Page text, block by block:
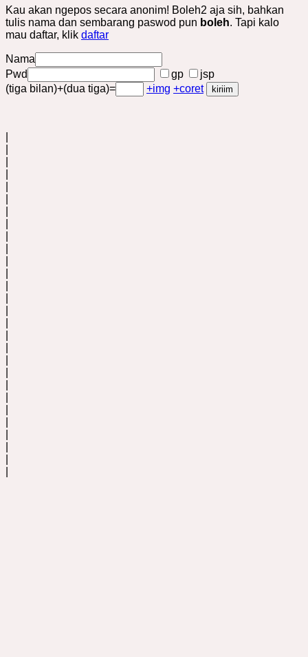
Kau akan ngepos secara anonim! Boleh2 aja sih, bahkan
tulis nama dan sembarang paswod pun boleh. Tapi kalo
mau daftar, klik daftar
Nama
Pwd
gp
jsp
(tiga bilan)+(dua tiga)=
+img +coret